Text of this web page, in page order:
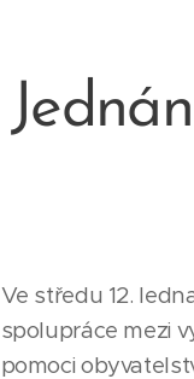
Ve středu 12.
spolupráce mezi
pomoci